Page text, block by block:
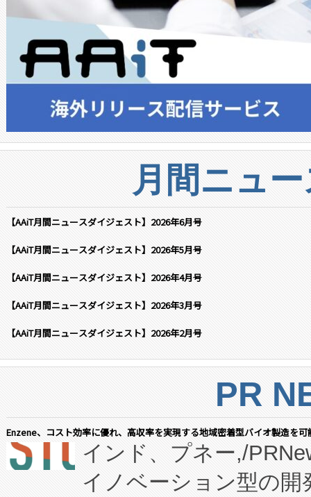
月間ニュ
【AAiT月間ニュースダイジェスト】2026年6月号
【AAiT月間ニュースダイジェスト】2026年5月号
【AAiT月間ニュースダイジェスト】2026年4月号
【AAiT月間ニュースダイジェスト】2026年3月号
【AAiT月間ニュースダイジェスト】2026年2月号
PR
Enzene、コスト効率に優れ、高収率を実現する地域密着型バイオ製造を
インド、プネー,/
イノベーション型の